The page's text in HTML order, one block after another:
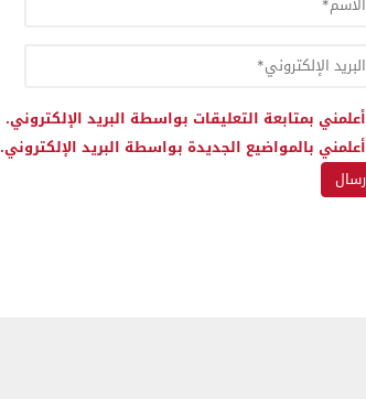
أعلمني بمتابعة التعليقات بواسطة البريد الإلكتروني.
أعلمني بالمواضيع الجديدة بواسطة البريد الإلكتروني.